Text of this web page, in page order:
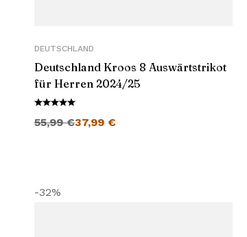
DEUTSCHLAND
Deutschland Kroos 8 Auswärtstrikot
für Herren 2024/25
55,99€37,99 €
-32%